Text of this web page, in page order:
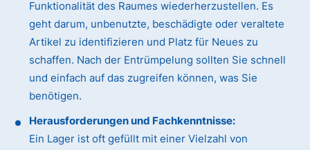
Funktionalität des Raumes wiederherzustellen. Es
geht darum, unbenutzte, beschädigte oder veraltete
Artikel zu identifizieren und Platz für Neues zu
schaffen. Nach der Entrümpelung sollten Sie schnell
und einfach auf das zugreifen können, was Sie
benötigen.
Herausforderungen und Fachkenntnisse:
Ein Lager ist oft gefüllt mit einer Vielzahl von